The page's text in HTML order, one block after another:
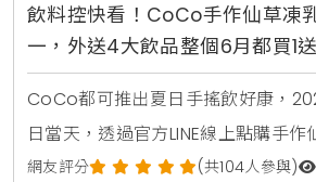
飲料控快看！CoCo手作仙草凍
一，外送4大飲品整個6月都買1
CoCo都可推出夏日手搖飲好康，
日當天，透過官方LINE線上點購手
有第2杯0元買1送1優惠。另外整個6
網友評分 (共104人參與)